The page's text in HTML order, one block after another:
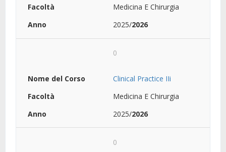
Medicina E Chirurgia
2025/2026
0
Clinical Practice IIi
Medicina E Chirurgia
2025/2026
0